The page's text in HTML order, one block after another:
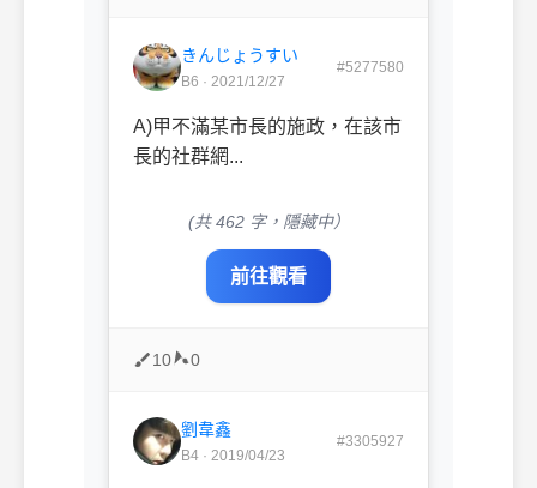
きんじょうすい
B6 · 2021/12/27
#5277580
A)甲不滿某市長的施政，在該市
長的社群網...
(共 462 字，隱藏中）
前往觀看
10 0
劉韋鑫
B4 · 2019/04/23
#3305927